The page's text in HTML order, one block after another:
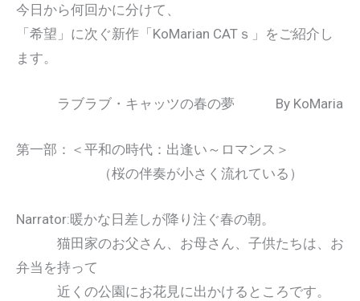
今日から何回かに分けて、
「希望」に次ぐ新作「KoMarian CATｓ」をご紹介し
ます。
ラブラブ・キャッツの春の夢 By KoMaria
第一部：＜平和の時代：出逢い～ロマンス＞
（桜の伴奏が小さく流れている）
Narrator:暖かな日差しが降り注ぐ春の朝。
猫田家のお父さん、お母さん、子供たちは、お
弁当を持って
近くの公園にお花見に出かけるところです。